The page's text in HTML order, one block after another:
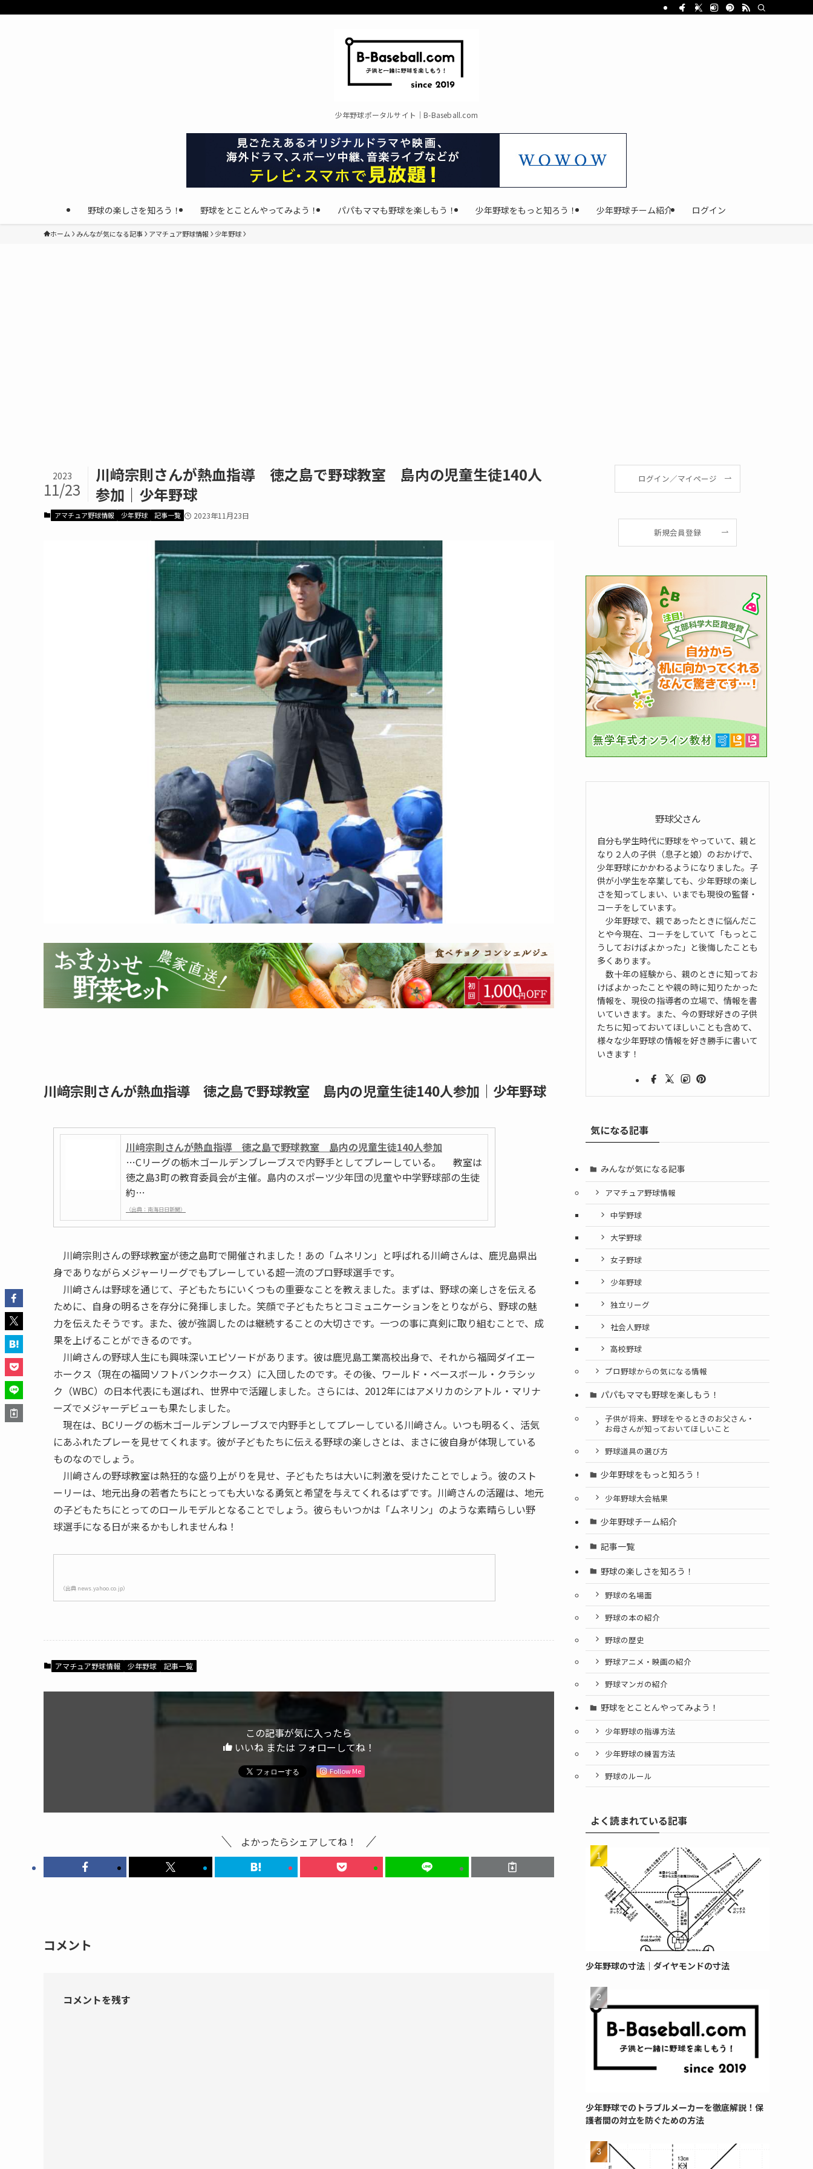
少年野球ポータルサイト｜B-Baseball.com
野球の楽しさを知ろう！ 野球をとことんやってみよう！ パパもママも野球を楽しもう！ 少年野球をもっと知ろう！ 少年野球チーム紹介 ログイン
ホーム みんなが気になる記事 アマチュア野球情報 少年野球
川﨑宗則さんが熱血指導 徳之島で野球教室 島内の児童生徒140人
参加｜少年野球
2023
11/23
アマチュア野球情報 少年野球 記事一覧 2023年11月23日
川﨑宗則さんが熱血指導 徳之島で野球教室 島内の児童生徒140人参加｜少年野球
川﨑宗則さんが熱血指導 徳之島で野球教室 島内の児童生徒140人参加
…Cリーグの栃木ゴールデンブレーブスで内野手としてプレーしている。 教室は
徳之島3町の教育委員会が主催。島内のスポーツ少年団の児童や中学野球部の生徒
約…
（出典：南海日日新聞）
川﨑宗則さんの野球教室が徳之島町で開催されました！あの「ムネリン」と呼ばれる川﨑さんは、鹿児島県出
身でありながらメジャーリーグでもプレーしている超一流のプロ野球選手です。
川﨑さんは野球を通じて、子どもたちにいくつもの重要なことを教えました。まずは、野球の楽しさを伝える
ために、自身の明るさを存分に発揮しました。笑顔で子どもたちとコミュニケーションをとりながら、野球の魅
力を伝えたそうです。また、彼が強調したのは継続することの大切さです。一つの事に真剣に取り組むことで、成
果を上げることができるのです。
川﨑さんの野球人生にも興味深いエピソードがあります。彼は鹿児島工業高校出身で、それから福岡ダイエー
ホークス（現在の福岡ソフトバンクホークス）に入団したのです。その後、ワールド・ベースボール・クラシッ
ク（WBC）の日本代表にも選ばれ、世界中で活躍しました。さらには、2012年にはアメリカのシアトル・マリナ
ーズでメジャーデビューも果たしました。
現在は、BCリーグの栃木ゴールデンブレーブスで内野手としてプレーしている川﨑さん。いつも明るく、活気
にあふれたプレーを見せてくれます。彼が子どもたちに伝える野球の楽しさとは、まさに彼自身が体現している
ものなのでしょう。
川﨑さんの野球教室は熱狂的な盛り上がりを見せ、子どもたちは大いに刺激を受けたことでしょう。彼のスト
ーリーは、地元出身の若者たちにとっても大いなる勇気と希望を与えてくれるはずです。川﨑さんの活躍は、地元
の子どもたちにとってのロールモデルとなることでしょう。彼らもいつかは「ムネリン」のような素晴らしい野
球選手になる日が来るかもしれませんね！
（出典 news.yahoo.co.jp）
アマチュア野球情報 少年野球 記事一覧
この記事が気に入ったら
いいね または フォローしてね！
Follow Me
よかったらシェアしてね！
コメント
コメントを残す
ログイン／マイページ
新規会員登録
野球父さん
自分も学生時代に野球をやっていて、親と
なり２人の子供（息子と娘）のおかげで、
少年野球にかかわるようになりました。子
供が小学生を卒業しても、少年野球の楽し
さを知ってしまい、いまでも現役の監督・
コーチをしています。
少年野球で、親であったときに悩んだこ
とや今現在、コーチをしていて「もっとこ
うしておけばよかった」と後悔したことも
多くあります。
数十年の経験から、親のときに知ってお
けばよかったことや親の時に知りたかった
情報を、現役の指導者の立場で、情報を書
いていきます。また、今の野球好きの子供
たちに知っておいてほしいことも含めて、
様々な少年野球の情報を好き勝手に書いて
いきます！
気になる記事
みんなが気になる記事
アマチュア野球情報
中学野球
大学野球
女子野球
少年野球
独立リーグ
社会人野球
高校野球
プロ野球からの気になる情報
パパもママも野球を楽しもう！
子供が将来、野球をやるときのお父さん・
お母さんが知っておいてほしいこと
野球道具の選び方
少年野球をもっと知ろう！
少年野球大会結果
少年野球チーム紹介
記事一覧
野球の楽しさを知ろう！
野球の名場面
野球の本の紹介
野球の歴史
野球アニメ・映画の紹介
野球マンガの紹介
野球をとことんやってみよう！
少年野球の指導方法
少年野球の練習方法
野球のルール
よく読まれている記事
少年野球の寸法｜ダイヤモンドの寸法
少年野球でのトラブルメーカーを徹底解説！保
護者間の対立を防ぐための方法